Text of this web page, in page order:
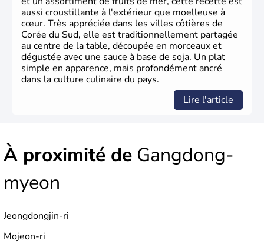
aussi croustillante à l'extérieur que moelleuse à
cœur. Très appréciée dans les villes côtières de
Corée du Sud, elle est traditionnellement partagée
au centre de la table, découpée en morceaux et
dégustée avec une sauce à base de soja. Un plat
simple en apparence, mais profondément ancré
dans la culture culinaire du pays.
Lire l'article
À proximité de Gangdong-
myeon
Jeongdongjin-ri
Mojeon-ri